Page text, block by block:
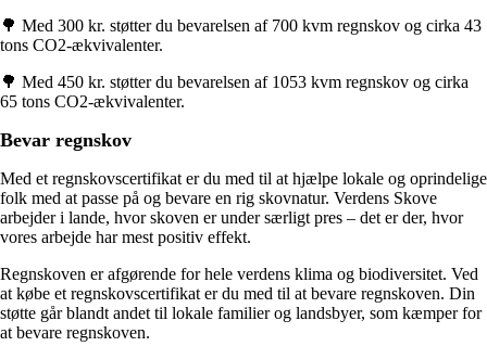
🌳 Med 300 kr. støtter du bevarelsen af 700 kvm regnskov og cirka 43
tons CO2-ækvivalenter.
🌳 Med 450 kr. støtter du bevarelsen af 1053 kvm regnskov og cirka
65 tons CO2-ækvivalenter.
Bevar regnskov
Med et regnskovscertifikat er du med til at hjælpe lokale og oprindelige
folk med at passe på og bevare en rig skovnatur. Verdens Skove
arbejder i lande, hvor skoven er under særligt pres – det er der, hvor
vores arbejde har mest positiv effekt.
Regnskoven er afgørende for hele verdens klima og biodiversitet. Ved
at købe et regnskovscertifikat er du med til at bevare regnskoven. Din
støtte går blandt andet til lokale familier og landsbyer, som kæmper for
at bevare regnskoven.